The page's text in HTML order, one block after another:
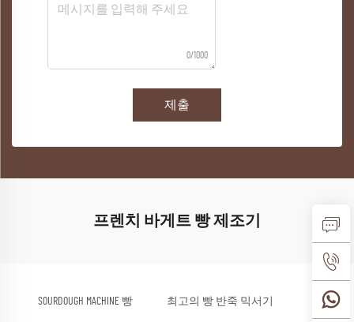
0/1000
제출
프렌치 바게트 빵 제조기
SOURDOUGH MACHINE 빵 최고의 빵 반죽 믹서기